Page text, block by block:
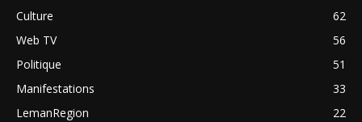
Culture
62
Web TV
56
Politique
51
Manifestations
33
LemanRegion
22